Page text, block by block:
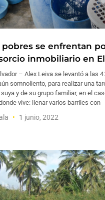
pobres se enfrentan
inmobiliario en
– Alex Leiva se levantó a las
somnoliento, para realizar una
y de su grupo familiar, en el
vive: llenar varios barriles con
1 junio, 2022